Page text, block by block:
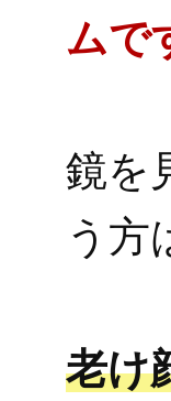
ムで
鏡を
う方
老け